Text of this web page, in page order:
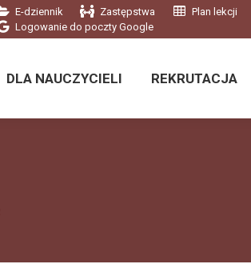
E-dziennik Zastępstwa Plan lekcji
Logowanie do poczty Google
DLA NAUCZYCIELI REKRUTACJA
DLA NAUCZYCIELI REKRUTACJA